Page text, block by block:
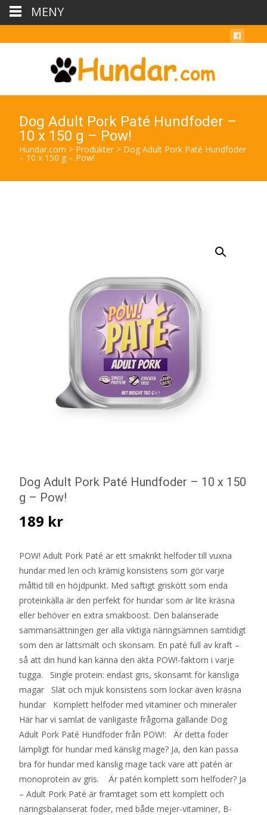
Dog Adult Pork Paté Hundfoder –
10 x 150 g – Pow!
Hundar.com > Produkter > Dog Adult Pork Paté Hundfoder
– 10 x 150 g – Pow!
Dog Adult Pork Paté Hundfoder – 10 x 150
g – Pow!
189 kr
POW! Adult Pork Paté är ett smakrikt helfoder till vuxna
hundar med len och krämig konsistens som gör varje
måltid till en höjdpunkt. Med saftigt griskött som enda
proteinkälla är den perfekt för hundar som är lite kräsna
eller behöver en extra smakboost. Den balanserade
sammansättningen ger alla viktiga näringsämnen samtidigt
som den är lättsmält och skonsam. En paté full av kraft –
så att din hund kan känna den äkta POW!-faktorn i varje
tugga. Single protein: endast gris, skonsamt för känsliga
magar Slät och mjuk konsistens som lockar även kräsna
hundar Komplett helfoder med vitaminer och mineraler
Här har vi samlat de vanligaste frågorna gällande Dog
Adult Pork Paté Hundfoder från POW!: Är detta foder
lämpligt för hundar med känslig mage? Ja, den kan passa
bra för hundar med känslig mage tack vare att patén är
monoprotein av gris. Är patén komplett som helfoder? Ja
– Adult Pork Paté är framtaget som ett komplett och
näringsbalanserat foder, med både mejer-vitaminer, B-
MENY